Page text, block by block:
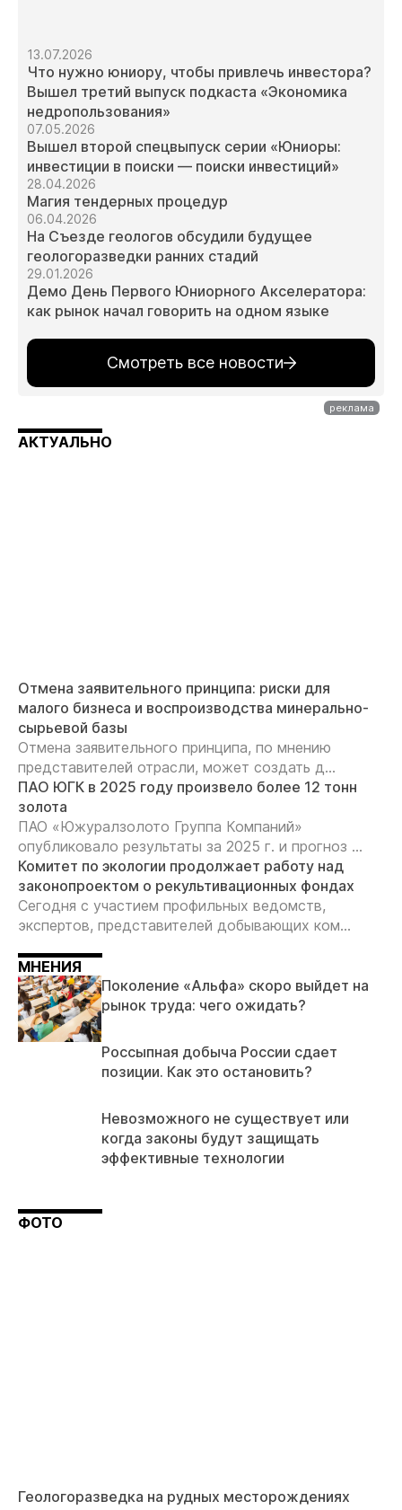
13.07.2026
Что нужно юниору, чтобы привлечь инвестора?
Вышел третий выпуск подкаста «Экономика
недропользования»
07.05.2026
Вышел второй спецвыпуск серии «Юниоры:
инвестиции в поиски — поиски инвестиций»
28.04.2026
Магия тендерных процедур
06.04.2026
На Съезде геологов обсудили будущее
геологоразведки ранних стадий
29.01.2026
Демо День Первого Юниорного Акселератора:
как рынок начал говорить на одном языке
Смотреть все новости
АКТУАЛЬНО
Отмена заявительного принципа: риски для
малого бизнеса и воспроизводства минерально-
сырьевой базы
Отмена заявительного принципа, по мнению
представителей отрасли, может создать д...
ПАО ЮГК в 2025 году произвело более 12 тонн
золота
ПАО «Южуралзолото Группа Компаний»
опубликовало результаты за 2025 г. и прогноз ...
Комитет по экологии продолжает работу над
законопроектом о рекультивационных фондах
Сегодня с участием профильных ведомств,
экспертов, представителей добывающих ком...
МНЕНИЯ
Поколение «Альфа» скоро выйдет на
рынок труда: чего ожидать?
Россыпная добыча России сдает
позиции. Как это остановить?
Невозможного не существует или
когда законы будут защищать
эффективные технологии
ФОТО
Геологоразведка на рудных месторождениях